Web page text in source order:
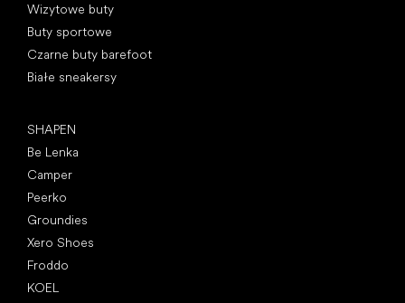
Wizytowe buty
Buty sportowe
Czarne buty barefoot
Białe sneakersy
SHAPEN
Be Lenka
Camper
Peerko
Groundies
Xero Shoes
Froddo
KOEL